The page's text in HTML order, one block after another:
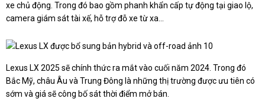
xe chủ động. Trong đó bao gồm phanh khẩn cấp tự động tại giao lộ,
camera giám sát tài xế, hỗ trợ đỗ xe từ xa…
Lexus LX 2025 sẽ chính thức ra mắt vào cuối năm 2024. Trong đó
Bắc Mỹ, châu Âu và Trung Đông là những thị trường được ưu tiên có
sớm và giá sẽ công bố sát thời điểm mở bán.